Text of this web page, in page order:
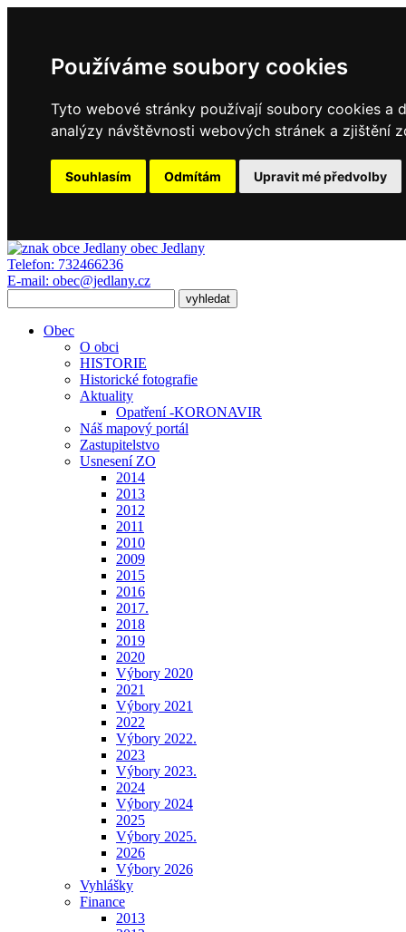
Používáme soubory cookies
Tyto webové stránky používají soubory cookies a
analýzy návštěvnosti webových stránek a zjištění
Souhlasím Odmítám Upravit mé předvolby
obec Jedlany
Telefon: 732466236
E-mail: obec@jedlany.cz
Obec
O obci
HISTORIE
Historické fotografie
Aktuality
Opatření -KORONAVIR
Náš mapový portál
Zastupitelstvo
Usnesení ZO
2014
2013
2012
2011
2010
2009
2015
2016
2017.
2018
2019
2020
Výbory 2020
2021
Výbory 2021
2022
Výbory 2022.
2023
Výbory 2023.
2024
Výbory 2024
2025
Výbory 2025.
2026
Výbory 2026
Vyhlášky
Finance
2013